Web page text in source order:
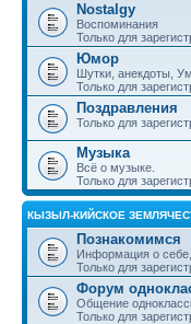
Nostalgy
Воспоминания
Только для
Юмор
Шутки, анекдоты,
Только для
Поздравления
Только для
Музыка
Всё о музыке.
Только для
КЫЗЫЛ-КИЙСКОЕ
Познакомимся
Информация о
Только для
Форум
Общение
Только для